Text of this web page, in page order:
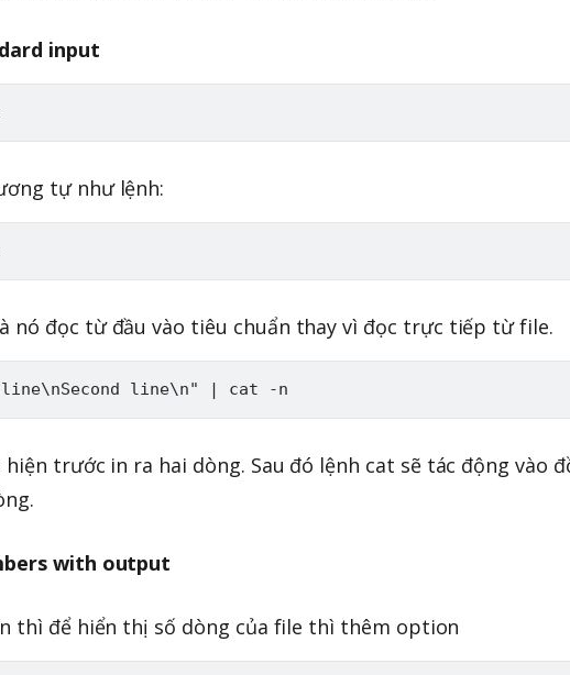
input
tự như lệnh:
nó đọc từ đầu vào tiêu chuẩn thay vì đọc trực tiếp từ file.
trước in ra hai dòng. Sau đó lệnh cat sẽ tác động vào
with output
thì để hiển thị số dòng của file thì thêm option